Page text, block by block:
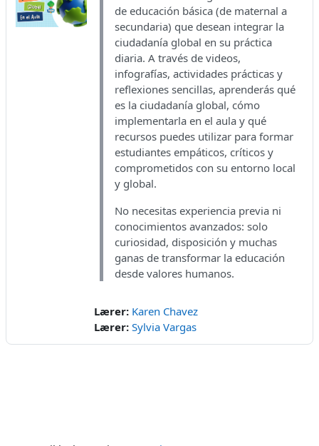
de educación básica (de maternal a
secundaria) que desean integrar la
ciudadanía global en su práctica
diaria. A través de videos,
infografías, actividades prácticas y
reflexiones sencillas, aprenderás qué
es la ciudadanía global, cómo
implementarla en el aula y qué
recursos puedes utilizar para formar
estudiantes empáticos, críticos y
comprometidos con su entorno local
y global.
No necesitas experiencia previa ni
conocimientos avanzados: solo
curiosidad, disposición y muchas
ganas de transformar la educación
desde valores humanos.
Lærer: Karen Chavez
Lærer: Sylvia Vargas